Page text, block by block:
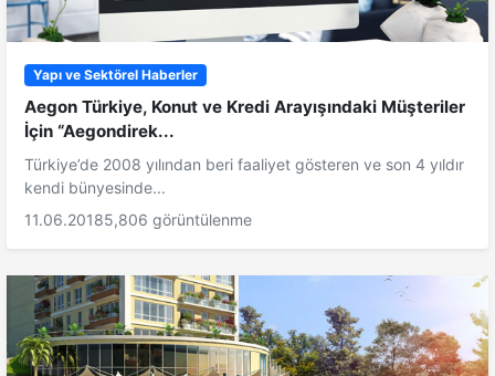
Yapı ve Sektörel Haberler
Aegon Türkiye, Konut ve Kredi Arayışındaki Müşteriler
İçin “Aegondirek...
Türkiye’de 2008 yılından beri faaliyet gösteren ve son 4 yıldır
kendi bünyesinde...
11.06.20185,806 görüntülenme